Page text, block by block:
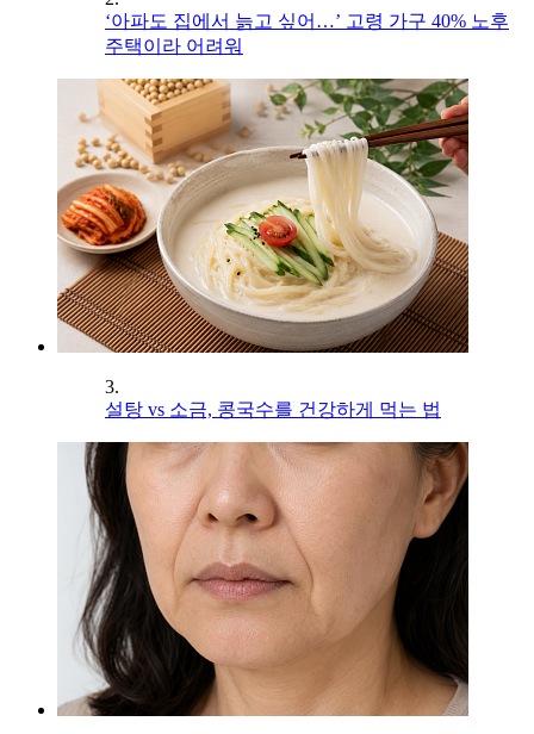
‘아파도 집에서 늙고 싶어…’ 고령 가구 40% 노후
주택이라 어려워
3.
설탕 vs 소금, 콩국수를 건강하게 먹는 법